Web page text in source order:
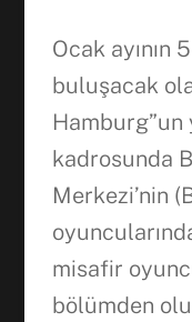
Ocak ayının
buluşacak
Hamburg”un
kadrosunda
Merkezi’nin
misafir
bölümden